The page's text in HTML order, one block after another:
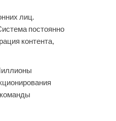
лиц.
постоянно
контента,